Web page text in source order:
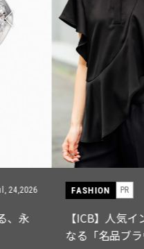
FASHION PR
【ICB】人気インフルエ
なる「名品ブラウス」２